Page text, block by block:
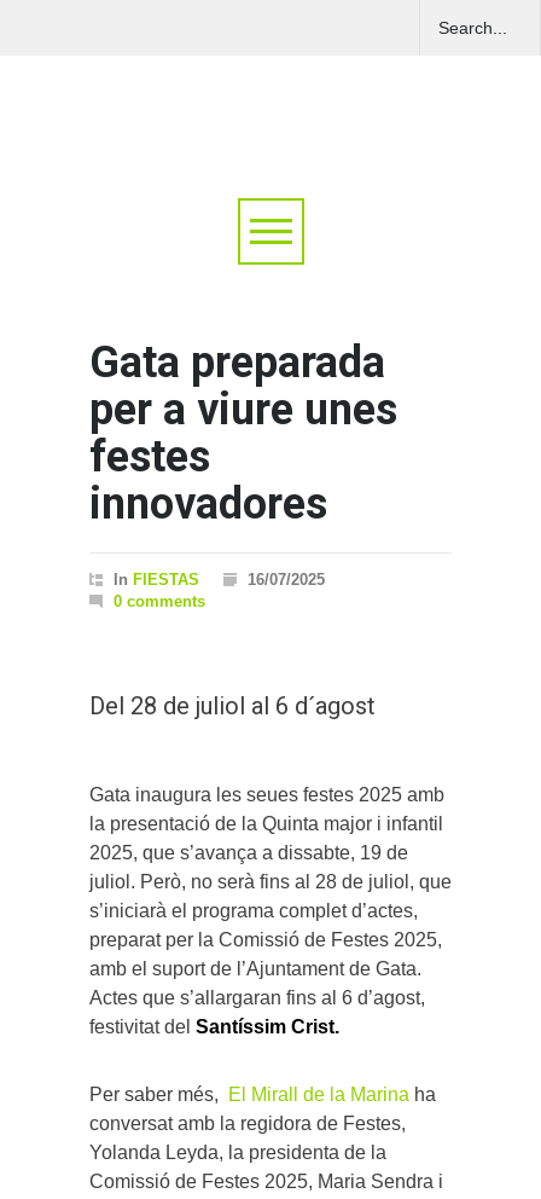
Gata preparada
per a viure unes
festes
innovadores
In FIESTAS
16/07/2025
0 comments
Del 28 de juliol al 6 d´agost
Gata inaugura les seues festes 2025 amb
la presentació de la Quinta major i infantil
2025, que s’avança a dissabte, 19 de
juliol. Però, no serà fins al 28 de juliol, que
s’iniciarà el programa complet d’actes,
preparat per la Comissió de Festes 2025,
amb el suport de l’Ajuntament de Gata.
Actes que s’allargaran fins al 6 d’agost,
festivitat del Santíssim Crist.
Per saber més, El Mirall de la Marina ha
conversat amb la regidora de Festes,
Yolanda Leyda, la presidenta de la
Comissió de Festes 2025, Maria Sendra i